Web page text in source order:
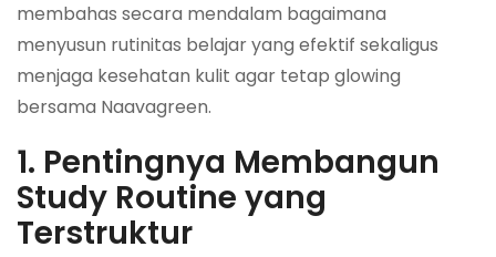
membahas secara mendalam bagaimana
menyusun rutinitas belajar yang efektif sekaligus
menjaga kesehatan kulit agar tetap glowing
bersama Naavagreen.
1. Pentingnya Membangun
Study Routine yang
Terstruktur